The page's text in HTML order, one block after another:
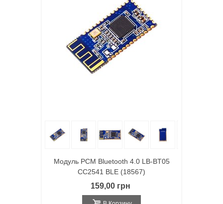
Модуль РСМ Bluetooth 4.0 LB-BT05
CC2541 BLE (18567)
159,00 грн